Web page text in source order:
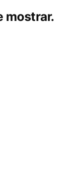
mostrar.